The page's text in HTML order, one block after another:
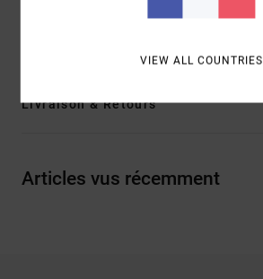
Livraison & Retours
Articles vus récemment
VIEW ALL COUNTRIES